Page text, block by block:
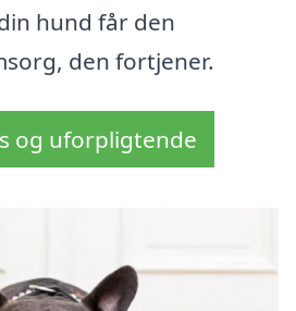
hund får den
den fortjener.
og uforpligtende